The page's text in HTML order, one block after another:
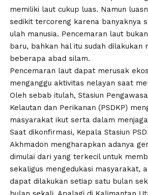
memiliki laut cukup luas. Namun
sedikit tercoreng karena banyaknya
ulah manusia. Pencemaran laut
baru, bahkan hal itu sudah dilakukan
beberapa abad silam.
Pencemaran laut dapat merusak
menganggu aktivitas nelayan saat
Oleh sebab itulah, Stasiun
Kelautan dan Perikanan (PSDKP)
masyarakat ikut serta dalam
Saat dikonfirmasi, Kepala Stasiun
Akhmadon mengharapkan adanya
dimulai dari yang terkecil untuk
sekaligus mengedukasi masyarakat,
dapat dilakukan setiap satu bulan